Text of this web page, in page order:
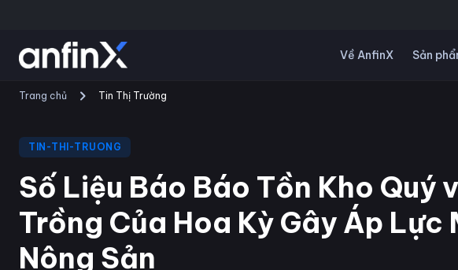
Về AnfinX Sản
Trang chủ Tin Thị Trường
TIN-THI-TRUONG
Số Liệu Báo Báo Tồn Kho Quý
Trồng Của Hoa Kỳ Gây Áp Lực
Nông Sản